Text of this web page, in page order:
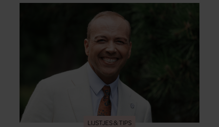
LIJSTJES & TIPS